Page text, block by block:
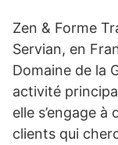
Zen & Forme
Servian, en
Domaine de la
activité
elle s’engage
clients qui